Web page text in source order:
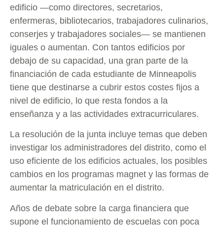
edificio —como directores, secretarios,
enfermeras, bibliotecarios, trabajadores culinarios,
conserjes y trabajadores sociales— se mantienen
iguales o aumentan. Con tantos edificios por
debajo de su capacidad, una gran parte de la
financiación de cada estudiante de Minneapolis
tiene que destinarse a cubrir estos costes fijos a
nivel de edificio, lo que resta fondos a la
enseñanza y a las actividades extracurriculares.
La resolución de la junta incluye temas que deben
investigar los administradores del distrito, como el
uso eficiente de los edificios actuales, los posibles
cambios en los programas magnet y las formas de
aumentar la matriculación en el distrito.
Años de debate sobre la carga financiera que
supone el funcionamiento de escuelas con poca